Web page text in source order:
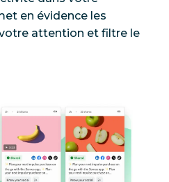
en évidence les
attention et filtre le